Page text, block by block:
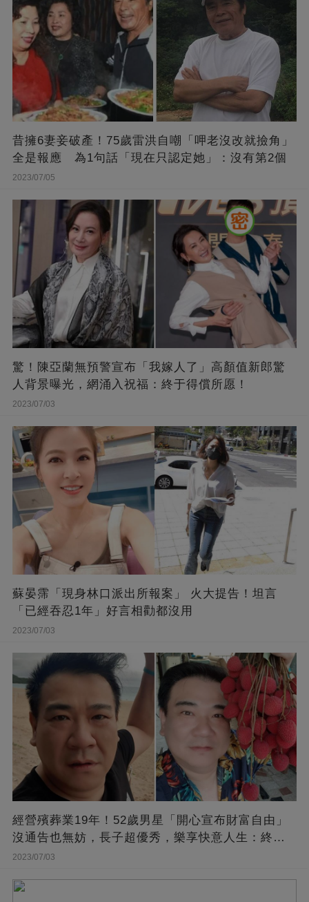
昔擁6妻妾破產！75歲雷洪自嘲「呷老沒改就撿角」
全是報應 為1句話「現在只認定她」：沒有第2個
2023/07/05
驚！陳亞蘭無預警宣布「我嫁人了」高顏值新郎驚
人背景曝光，網涌入祝福：終于得償所愿！
2023/07/03
蘇晏霈「現身林口派出所報案」 火大提告！坦言
「已經吞忍1年」好言相勸都沒用
2023/07/03
經營殯葬業19年！52歲男星「開心宣布財富自由」
沒通告也無妨，長子超優秀，樂享快意人生：終于
能遊山玩水！
2023/07/03